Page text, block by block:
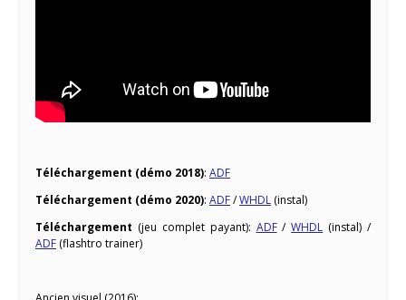
Téléchargement (démo 2018): ADF
Téléchargement (démo 2020): ADF/WHDL (instal)
Téléchargement (jeu complet payant): ADF/WHDL (instal) /
ADF (flashtro trainer)